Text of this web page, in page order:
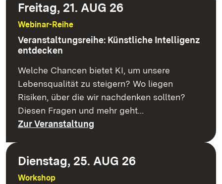
Freitag, 21. AUG 26
Webinar-Reihe
Veranstaltungsreihe: Künstliche Intelligenz
entdecken
Welche Chancen bietet KI, um unsere
Lebensqualität zu steigern? Wo liegen
Risiken, über die wir nachdenken sollten?
Diesen Fragen und mehr geht…
Zur Veranstaltung
Dienstag, 25. AUG 26
Workshop